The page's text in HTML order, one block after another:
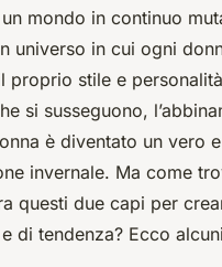
i migliori
un
e
aprile 2024•6 min de lecture
mondo in continuo
universo in cui ogni
proprio stile e
si susseguono,
è diventato un vero
invernale. Ma come
questi due capi per
di tendenza? Ecco